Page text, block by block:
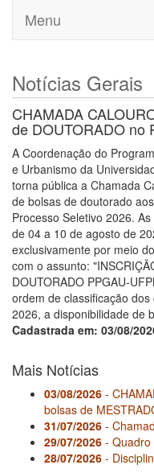
Menu
Notícias Gerais
CHAMADA
de DOUTORADO no
A Coordenação do
e Urbanismo da
torna pública a Chamada
de bolsas de doutorado
Processo Seletivo 2026.
de 04 a 10 de agosto de
exclusivamente por meio
com o assunto:
DOUTORADO PPGAU-
ordem de classificação
2026, a disponibilidade de
Cadastrada em: 03/08/
Mais Notícias
03/08/2026 -
bolsas de
31/07/2026 -
29/07/2026 -
28/07/2026 -